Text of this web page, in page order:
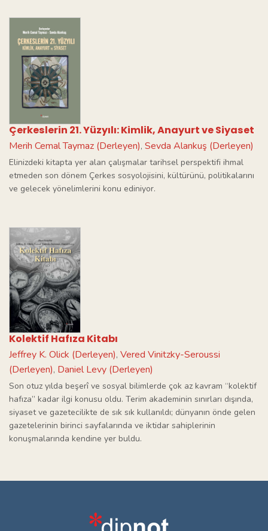
Çerkeslerin 21. Yüzyılı: Kimlik, Anayurt ve Siyaset
Merih Cemal Taymaz (Derleyen), Sevda Alankuş (Derleyen)
Elinizdeki kitapta yer alan çalışmalar tarihsel perspektifi ihmal
etmeden son dönem Çerkes sosyolojisini, kültürünü, politikalarını
ve gelecek yönelimlerini konu ediniyor.
Kolektif Hafıza Kitabı
Jeffrey K. Olick (Derleyen), Vered Vinitzky-Seroussi
(Derleyen), Daniel Levy (Derleyen)
Son otuz yılda beşerî ve sosyal bilimlerde çok az kavram “kolektif
hafıza” kadar ilgi konusu oldu. Terim akademinin sınırları dışında,
siyaset ve gazetecilikte de sık sık kullanıldı; dünyanın önde gelen
gazetelerinin birinci sayfalarında ve iktidar sahiplerinin
konuşmalarında kendine yer buldu.